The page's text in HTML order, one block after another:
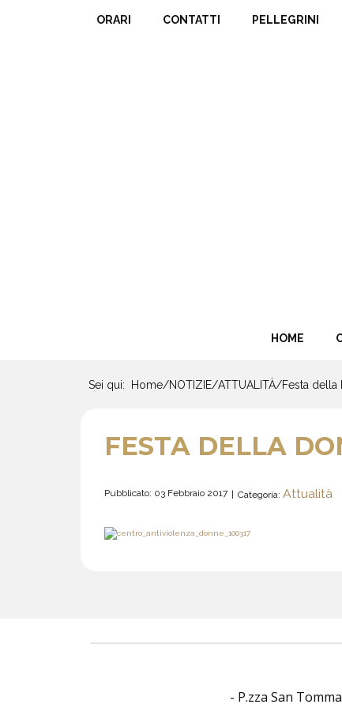
ORARI CONTATTI PELLEGRINI
HOME
Sei qui: Home/NOTIZIE/ATTUALITÀ/Festa
FESTA DELLA
Pubblicato: 03 Febbraio 2017 Categoria: Attualità
- P.zza San